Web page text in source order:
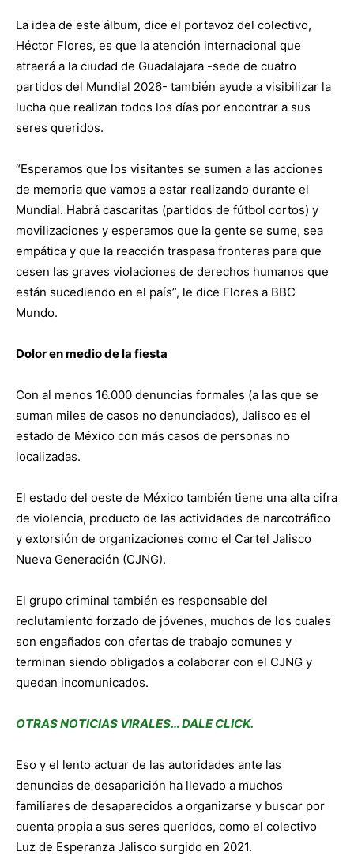
La idea de este álbum, dice el portavoz del colectivo,
Héctor Flores, es que la atención internacional que
atraerá a la ciudad de Guadalajara -sede de cuatro
partidos del Mundial 2026- también ayude a visibilizar la
lucha que realizan todos los días por encontrar a sus
seres queridos.
“Esperamos que los visitantes se sumen a las acciones
de memoria que vamos a estar realizando durante el
Mundial. Habrá cascaritas (partidos de fútbol cortos) y
movilizaciones y esperamos que la gente se sume, sea
empática y que la reacción traspasa fronteras para que
cesen las graves violaciones de derechos humanos que
están sucediendo en el país”, le dice Flores a BBC
Mundo.
Dolor en medio de la fiesta
Con al menos 16.000 denuncias formales (a las que se
suman miles de casos no denunciados), Jalisco es el
estado de México con más casos de personas no
localizadas.
El estado del oeste de México también tiene una alta cifra
de violencia, producto de las actividades de narcotráfico
y extorsión de organizaciones como el Cartel Jalisco
Nueva Generación (CJNG).
El grupo criminal también es responsable del
reclutamiento forzado de jóvenes, muchos de los cuales
son engañados con ofertas de trabajo comunes y
terminan siendo obligados a colaborar con el CJNG y
quedan incomunicados.
OTRAS NOTICIAS VIRALES… DALE CLICK.
Eso y el lento actuar de las autoridades ante las
denuncias de desaparición ha llevado a muchos
familiares de desaparecidos a organizarse y buscar por
cuenta propia a sus seres queridos, como el colectivo
Luz de Esperanza Jalisco surgido en 2021.